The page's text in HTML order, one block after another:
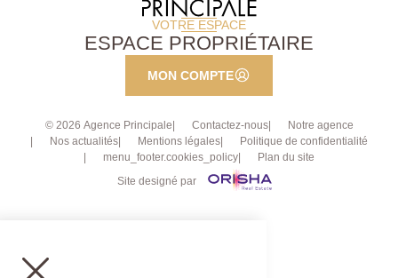
VOTRE ESPACE
ESPACE PROPRIÉTAIRE
MON COMPTE
© 2026 Agence Principale Contactez-nous
Notre agence
Nos actualités
Mentions légales
Politique de confidentialité
menu_footer.cookies_policy
Plan du site
Site designé par